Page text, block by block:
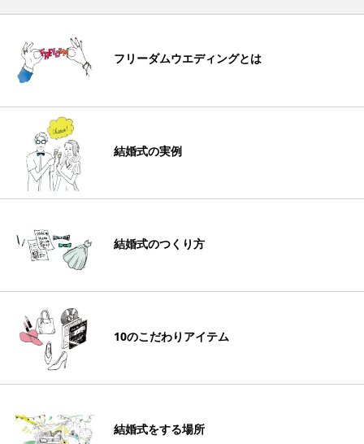
フリーダムウエディングとは
結婚式の実例
結婚式のつくり方
10のこだわりアイテム
結婚式をする場所